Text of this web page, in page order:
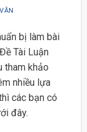
bị làm bài
Tài Luận
tham khảo
nhiều lựa
các bạn có
đây.